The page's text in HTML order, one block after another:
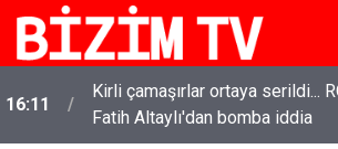
16:11
Kirli çamaşırlar ortaya serildi...
Fatih Altaylı'dan bomba iddia